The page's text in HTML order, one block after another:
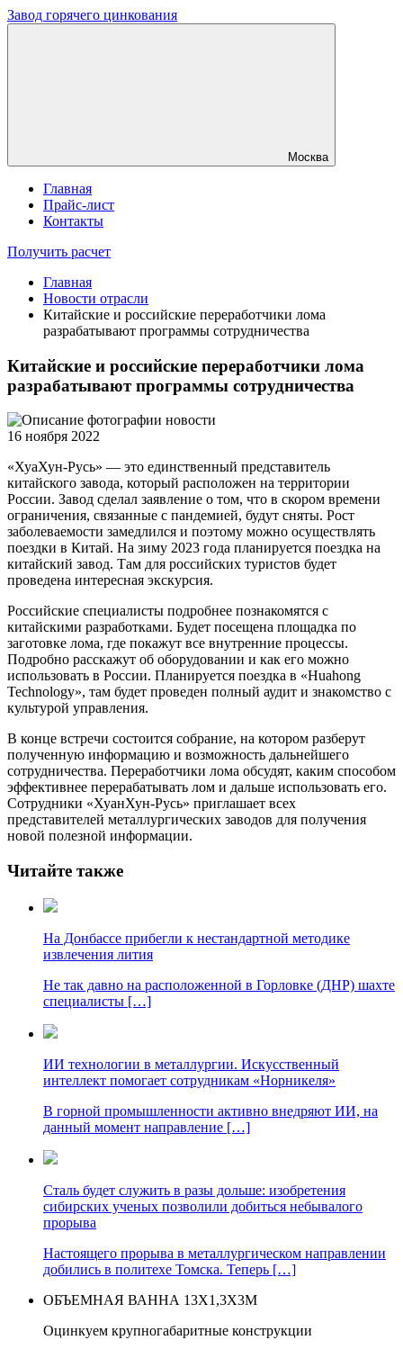
Завод горячего цинкования
Москва
Главная
Прайс-лист
Контакты
Получить расчет
Главная
Новости отрасли
Китайские и российские переработчики лома
разрабатывают программы сотрудничества
Китайские и российские переработчики лома
разрабатывают программы сотрудничества
16 ноября 2022
«ХуаХун-Русь» — это единственный представитель
китайского завода, который расположен на территории
России. Завод сделал заявление о том, что в скором времени
ограничения, связанные с пандемией, будут сняты. Рост
заболеваемости замедлился и поэтому можно осуществлять
поездки в Китай. На зиму 2023 года планируется поездка на
китайский завод. Там для российских туристов будет
проведена интересная экскурсия.
Российские специалисты подробнее познакомятся с
китайскими разработками. Будет посещена площадка по
заготовке лома, где покажут все внутренние процессы.
Подробно расскажут об оборудовании и как его можно
использовать в России. Планируется поездка в «Huahong
Technology», там будет проведен полный аудит и знакомство с
культурой управления.
В конце встречи состоится собрание, на котором разберут
полученную информацию и возможность дальнейшего
сотрудничества. Переработчики лома обсудят, каким способом
эффективнее перерабатывать лом и дальше использовать его.
Сотрудники «ХуанХун-Русь» приглашает всех
представителей металлургических заводов для получения
новой полезной информации.
Читайте также
На Донбассе прибегли к нестандартной методике
извлечения лития
Не так давно на расположенной в Горловке (ДНР) шахте
специалисты […]
ИИ технологии в металлургии. Искусственный
интеллект помогает сотрудникам «Норникеля»
В горной промышленности активно внедряют ИИ, на
данный момент направление […]
Сталь будет служить в разы дольше: изобретения
сибирских ученых позволили добиться небывалого
прорыва
Настоящего прорыва в металлургическом направлении
добились в политехе Томска. Теперь […]
ОБЪЕМНАЯ ВАННА 13Х1,3Х3М
Оцинкуем крупногабаритные конструкции